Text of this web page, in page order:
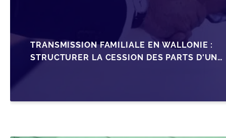
TRANSMISSION FAMILIALE EN WALLONIE :
STRUCTURER LA CESSION DES PARTS D'UNE
SRL